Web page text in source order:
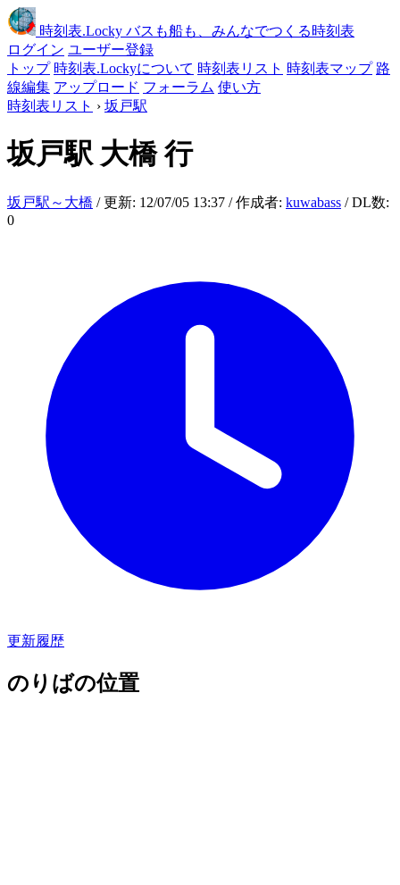
時刻表.Locky バスも船も、みんなでつくる時刻表
ログイン ユーザー登録
トップ 時刻表.Lockyについて 時刻表リスト 時刻表マップ 路
線編集 アップロード フォーラム 使い方
時刻表リスト › 坂戸駅
坂戸駅 大橋 行
坂戸駅～大橋 / 更新: 12/07/05 13:37 / 作成者: kuwabass / DL数:
0
更新履歴
のりばの位置